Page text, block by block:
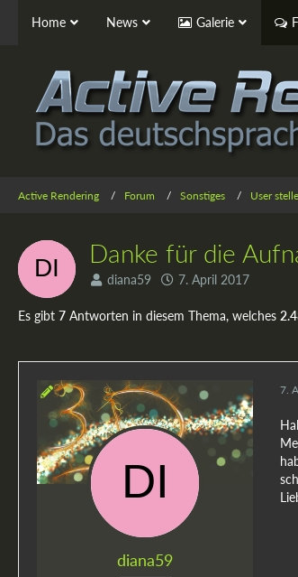
Home News Galerie
Active Rendering Forum Sonstiges User
Danke für die
diana59 7. April 2017
Es gibt 7 Antworten in diesem Thema, welches
diana59
7.